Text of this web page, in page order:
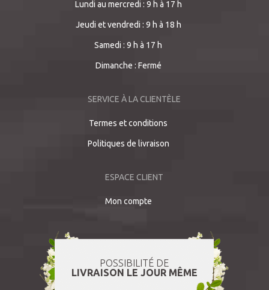
Lundi au mercredi : 9 h à 17 h
Jeudi et vendredi : 9 h à 18 h
Samedi : 9 h à 17 h
Dimanche : Fermé
SERVICE À LA CLIENTÈLE
Termes et conditions
Politiques de livraison
ESPACE CLIENT
Mon compte
POSSIBILITÉ DE
LIVRAISON LE JOUR MÊME